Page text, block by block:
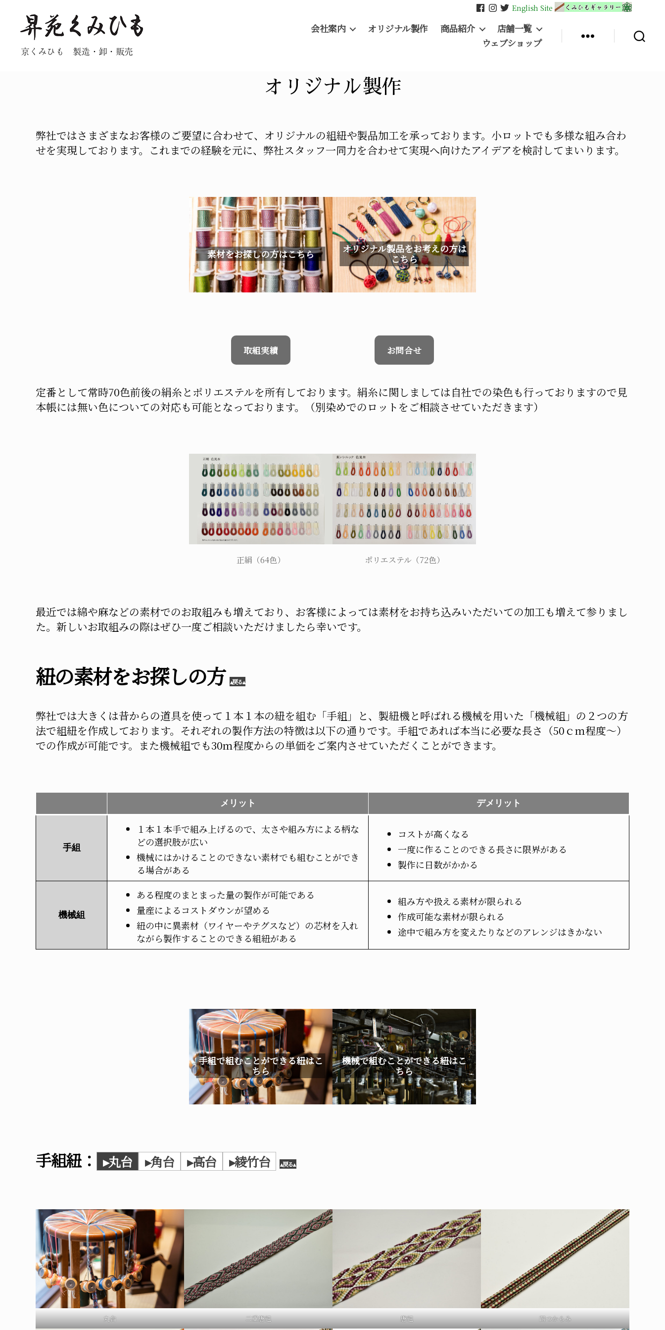
昇
苑
京くみひも 製造・卸・販売
会社案内 オリジナル製作 商品紹介
店舗一覧
ウェブショップ
English Site
オリジナル製作
弊社ではさまざまなお客様のご要望に合わせて、オリジナルの組紐や製品加工を承っております。小ロットでも多様な組み合わ
せを実現しております。これまでの経験を元に、弊社スタッフ一同力を合わせて実現へ向けたアイデアを検討してまいります。
素材をお探しの方はこちら
オリジナル製品をお考えの方は
こちら
取組実績 お問合せ
定番として常時70色前後の絹糸とポリエステルを所有しております。絹糸に関しましては自社での染色も行っておりますので見
本帳には無い色についての対応も可能となっております。（別染めでのロットをご相談させていただきます）
正絹（64色） ポリエステル（72色）
最近では綿や麻などの素材でのお取組みも増えており、お客様によっては素材をお持ち込みいただいての加工も増えて参りまし
た。新しいお取組みの際はぜひ一度ご相談いただけましたら幸いです。
紐の素材をお探しの方 ▴戻る▴
弊社では大きくは昔からの道具を使って１本１本の紐を組む「手組」と、製紐機と呼ばれる機械を用いた「機械組」の２つの方
法で組紐を作成しております。それぞれの製作方法の特徴は以下の通りです。手組であれば本当に必要な長さ（50ｃｍ程度～）
での作成が可能です。また機械組でも30ｍ程度からの単価をご案内させていただくことができます。
メリット デメリット
手組
１本１本手で組み上げるので、太さや組み方による柄な
どの選択肢が広い
機械にはかけることのできない素材でも組むことができ
る場合がある
コストが高くなる
一度に作ることのできる長さに限界がある
製作に日数がかかる
機械組
ある程度のまとまった量の製作が可能である
量産によるコストダウンが望める
紐の中に異素材（ワイヤーやテグスなど）の芯材を入れ
ながら製作することのできる組紐がある
組み方や扱える素材が限られる
作成可能な素材が限られる
途中で組み方を変えたりなどのアレンジはきかない
手組で組むことができる紐はこ
ちら
機械で組むことができる紐はこ
ちら
手組紐： ▸丸台 ▸角台 ▸高台 ▸綾竹台 ▴戻る▴
丸台 二重唐組 唐組 四つからみ